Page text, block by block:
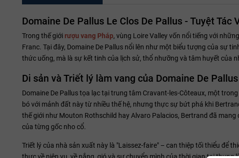
Domaine De Pallus Le Clos De Pallus - Tuyệt Tác
Trong thế giới rượu vang Pháp, vùng Loire Valley vốn nổi tiếng với
Franc. Tại đây, Domaine De Pallus nổi lên như một biểu tượng của sự
thức uống, mà là sự kết tinh của lịch sử, thổ nhưỡng và tâm huyết của
Di sản và Triết lý làm vang của Domaine De Pallus
Domaine De Pallus tọa lạc tại trung tâm Cravant-les-Côteaux, một
bó với mảnh đất này từ nhiều thế hệ, nhưng thực sự bứt phá khi
thế giới như Mouton Rothschild hay Alvaro Palacios, Bertrand đã
của từng gốc nho cổ.
Triết lý của nhà sản xuất này là "Laissez-faire" – can thiệp tối thiểu để
thực về niên vụ, về nắng, gió và sự chuyển mình của thời gian tại thung